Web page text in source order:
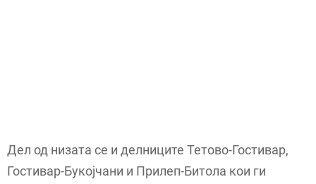
Дел од низата се и делниците Тетово-Гостивар,
Гостивар-Букојчани и Прилеп-Битола кои ги